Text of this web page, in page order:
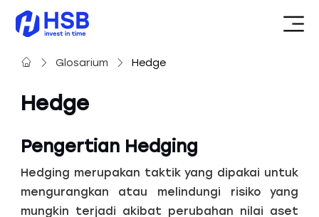
Glosarium Hedge
Hedge
Pengertian Hedging
Hedging merupakan taktik yang dipakai untuk
mengurangkan atau melindungi risiko yang
mungkin terjadi akibat perubahan nilai aset